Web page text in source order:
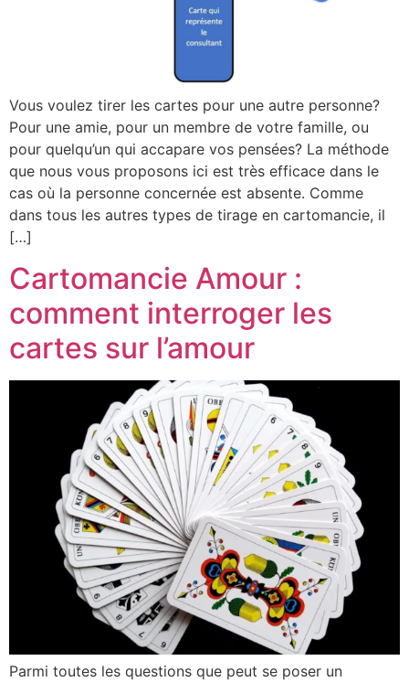
Vous voulez tirer les cartes pour une autre personne?
Pour une amie, pour un membre de votre famille, ou
pour quelqu’un qui accapare vos pensées? La méthode
que nous vous proposons ici est très efficace dans le
cas où la personne concernée est absente. Comme
dans tous les autres types de tirage en cartomancie, il
[…]
Cartomancie Amour :
comment interroger les
cartes sur l’amour
Parmi toutes les questions que peut se poser un